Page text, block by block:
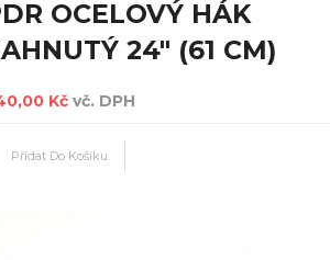
OCELOVÝ HÁK
24" (61 CM)
Kč vč. DPH